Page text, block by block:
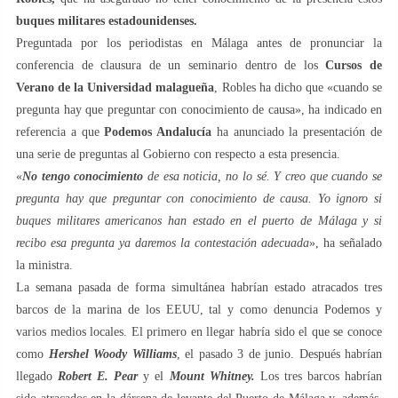
buques militares estadounidenses.
Preguntada por los periodistas en Málaga antes de pronunciar la
conferencia de clausura de un seminario dentro de losCursos de
Verano de la Universidad malagueña , Robles ha dicho que «cuando se
pregunta hay que preguntar con conocimiento de causa», ha indicado en
referencia a quePodemos Andalucía ha anunciado la presentación de
una serie de preguntas al Gobierno con respecto a esta presencia.
«No tengo conocimiento de esa noticia, no lo sé. Y creo que cuando se
pregunta hay que preguntar con conocimiento de causa. Yo ignoro si
buques militares americanos han estado en el puerto de Málaga y si
recibo esa pregunta ya daremos la contestación adecuada», ha señalado
la ministra.
La semana pasada de forma simultánea habrían estado atracados tres
barcos de la marina de los EEUU, tal y como denuncia Podemos y
varios medios locales. El primero en llegar habría sido el que se conoce
como Hershel Woody Williams, el pasado 3 de junio. Después habrían
llegado Robert E. Peary el Mount Whitney. Los tres barcos habrían